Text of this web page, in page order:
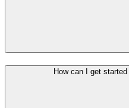
How can I get